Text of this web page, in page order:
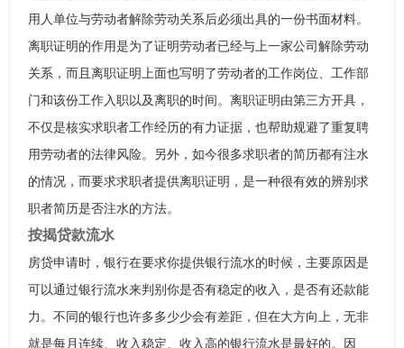
用人单位与劳动者解除劳动关系后必须出具的一份书面材料。
离职证明的作用是为了证明劳动者已经与上一家公司解除劳动
关系，而且离职证明上面也写明了劳动者的工作岗位、工作部
门和该份工作入职以及离职的时间。离职证明由第三方开具，
不仅是核实求职者工作经历的有力证据，也帮助规避了重复聘
用劳动者的法律风险。另外，如今很多求职者的简历都有注水
的情况，而要求求职者提供离职证明，是一种很有效的辨别求
职者简历是否注水的方法。
按揭贷款流水
房贷申请时，银行在要求你提供银行流水的时候，主要原因是
可以通过银行流水来判别你是否有稳定的收入，是否有还款能
力。不同的银行也许多多少少会有差距，但在大方向上，无非
就是每月连续、收入稳定、收入高的银行流水是最好的。因